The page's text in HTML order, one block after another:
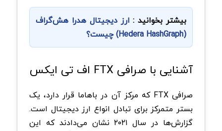
بیشتر بخوانید :ارز دیجیتال هدرا هش‌گراف
(Hedera HashGraph) چیست؟
آشنایی با صرافی FTX اف تی ایکس
صرافی FTX که مرکز آن در باهاما قرار دارد، یک
بستر متمرکز برای تبادل انواع ارز دیجیتال است.
گزارش‌ها در سال ۲۰۲۱ نشان می‌دادند که این